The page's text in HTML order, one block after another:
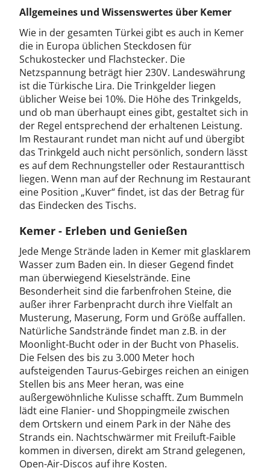
Allgemeines und Wissenswertes über Kemer
Wie in der gesamten Türkei gibt es auch in Kemer
die in Europa üblichen Steckdosen für
Schukostecker und Flachstecker. Die
Netzspannung beträgt hier 230V. Landeswährung
ist die Türkische Lira. Die Trinkgelder liegen
üblicher Weise bei 10%. Die Höhe des Trinkgelds,
und ob man überhaupt eines gibt, gestaltet sich in
der Regel entsprechend der erhaltenen Leistung.
Im Restaurant rundet man nicht auf und übergibt
das Trinkgeld auch nicht persönlich, sondern lässt
es auf dem Rechnungsteller oder Restauranttisch
liegen. Wenn man auf der Rechnung im Restaurant
eine Position „Kuver“ findet, ist das der Betrag für
das Eindecken des Tischs.
Kemer - Erleben und Genießen
Jede Menge Strände laden in Kemer mit glasklarem
Wasser zum Baden ein. In dieser Gegend findet
man überwiegend Kieselstrände. Eine
Besonderheit sind die farbenfrohen Steine, die
außer ihrer Farbenpracht durch ihre Vielfalt an
Musterung, Maserung, Form und Größe auffallen.
Natürliche Sandstrände findet man z.B. in der
Moonlight-Bucht oder in der Bucht von Phaselis.
Die Felsen des bis zu 3.000 Meter hoch
aufsteigenden Taurus-Gebirges reichen an einigen
Stellen bis ans Meer heran, was eine
außergewöhnliche Kulisse schafft. Zum Bummeln
lädt eine Flanier- und Shoppingmeile zwischen
dem Ortskern und einem Park in der Nähe des
Strands ein. Nachtschwärmer mit Freiluft-Faible
kommen in diversen, direkt am Strand gelegenen,
Open-Air-Discos auf ihre Kosten.